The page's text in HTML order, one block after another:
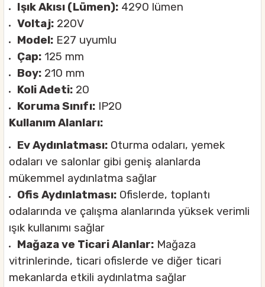
Işık Akısı (Lümen): 4290 lümen
Voltaj: 220V
Model: E27 uyumlu
Çap: 125 mm
Boy: 210 mm
Koli Adeti: 20
Koruma Sınıfı: IP20
Kullanım Alanları:
Ev Aydınlatması: Oturma odaları, yemek
odaları ve salonlar gibi geniş alanlarda
mükemmel aydınlatma sağlar
Ofis Aydınlatması: Ofislerde, toplantı
odalarında ve çalışma alanlarında yüksek verimli
ışık kullanımı sağlar
Mağaza ve Ticari Alanlar: Mağaza
vitrinlerinde, ticari ofislerde ve diğer ticari
mekanlarda etkili aydınlatma sağlar